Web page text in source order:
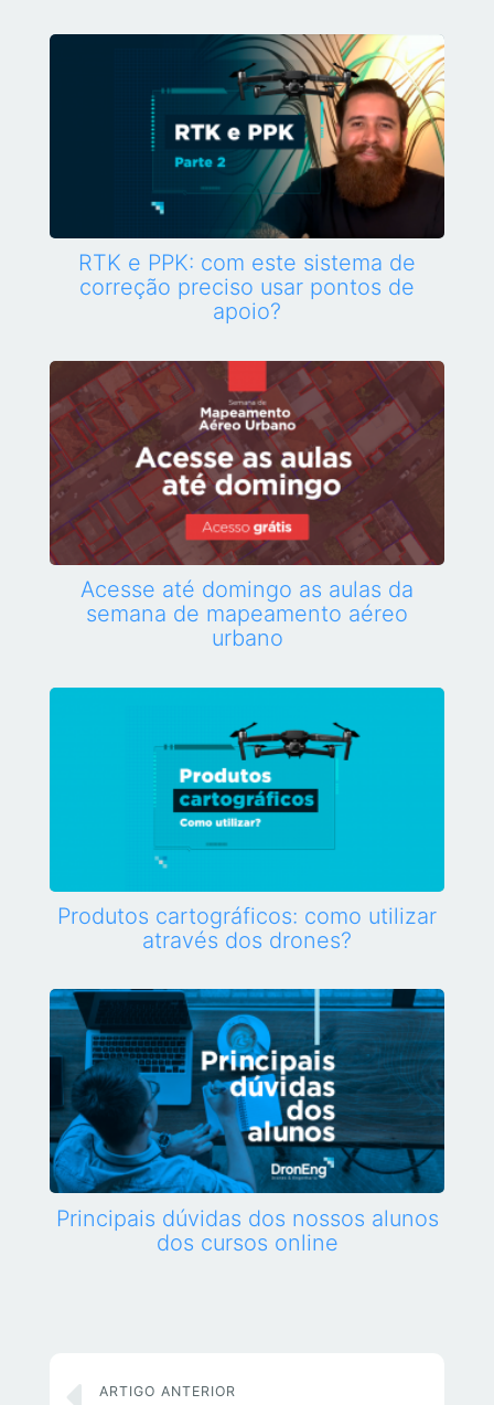
RTK e PPK: com este sistema de
correção preciso usar pontos de
apoio?
Acesse até domingo as aulas da
semana de mapeamento aéreo
urbano
Produtos cartográficos: como utilizar
através dos drones?
Principais dúvidas dos nossos alunos
dos cursos online
ARTIGO ANTERIOR